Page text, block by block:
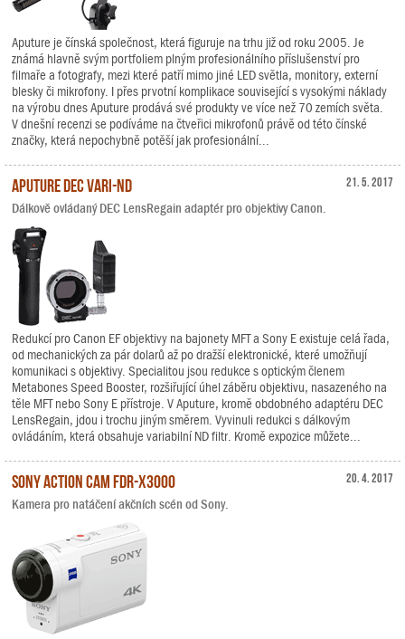
Aputure je čínská společnost, která figuruje na trhu již od roku 2005. Je
známá hlavně svým portfoliem plným profesionálního příslušenství pro
filmaře a fotografy, mezi které patří mimo jiné LED světla, monitory, externí
blesky či mikrofony. I přes prvotní komplikace související s vysokými náklady
na výrobu dnes Aputure prodává své produkty ve více než 70 zemích světa.
V dnešní recenzi se podíváme na čtveřici mikrofonů právě od této čínské
značky, která nepochybně potěší jak profesionální...
21. 5. 2017
Aputure DEC Vari-ND
Dálkově ovládaný DEC LensRegain adaptér pro objektivy Canon.
Redukcí pro Canon EF objektivy na bajonety MFT a Sony E existuje celá řada,
od mechanických za pár dolarů až po dražší elektronické, které umožňují
komunikaci s objektivy. Specialitou jsou redukce s optickým členem
Metabones Speed Booster, rozšiřující úhel záběru objektivu, nasazeného na
těle MFT nebo Sony E přístroje. V Aputure, kromě obdobného adaptéru DEC
LensRegain, jdou i trochu jiným směrem. Vyvinuli redukci s dálkovým
ovládáním, která obsahuje variabilní ND filtr. Kromě expozice můžete...
20. 4. 2017
Sony Action Cam FDR-X3000
Kamera pro natáčení akčních scén od Sony.